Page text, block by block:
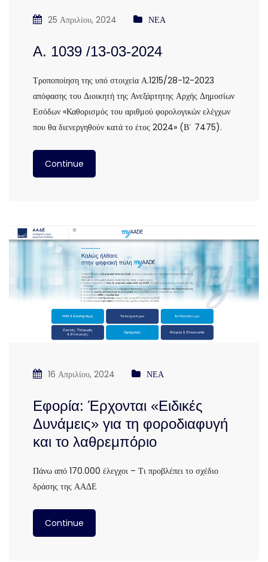
25 Απριλίου, 2024 ΝΕΑ
Α. 1039 /13-03-2024
Τροποποίηση της υπό στοιχεία Α.1215/28-12-2023
απόφασης του Διοικητή της Ανεξάρτητης Αρχής Δημοσίων
Εσόδων «Καθορισμός του αριθμού φορολογικών ελέγχων
που θα διενεργηθούν κατά το έτος 2024» (Β΄ 7475).
Continue
16 Απριλίου, 2024 ΝΕΑ
Εφορία: Έρχονται «Ειδικές
Δυνάμεις» για τη φοροδιαφυγή
και το λαθρεμπόριο
Πάνω από 170.000 έλεγχοι – Τι προβλέπει το σχέδιο
δράσης της ΑΑΔΕ
Continue